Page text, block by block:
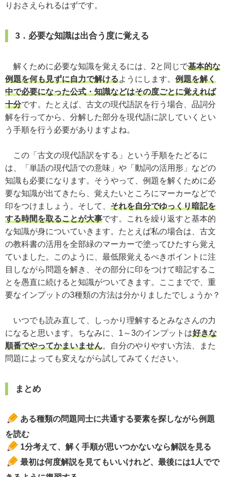
りおさえられるはずです。
3．必要な知識は出合う度に覚える
解くために必要な知識を覚えるには、2と同じで基本的な
例題を何も見ずに自力で解けるようにします。 例題を解く
中で必要になった公式・知識などはその度ごとに覚えれば
十分です。たとえば、古文の現代語訳を行う場合、品詞分
解を行ってから、分解した部分を現代語に訳していくとい
う手順を行う必要がありますよね。
この「古文の現代語訳をする」という手順をたどるに
は、「単語の現代語での意味」や「動詞の活用形」などの
知識も必要になります。そうやって、例題を解くために必
要な知識が出てきたら、覚えたいところにマーカーなどで
印をつけましょう。そして、 それを自分でゆっくり暗記を
する時間を取ることが大事です。これを繰り返すと基本的
な知識が身についていきます。たとえば私の場合は、古文
の教科書の活用を全部緑のマーカーで塗ってひたすら覚え
ていました。このように、最低限覚えるべきポイントに注
目しながら問題を解き、その部分に印をつけて暗記するこ
とを愚直に続けると知識がついてきます。ここまでで、重
要なインプットの3種類の方法は分かりましたでしょうか？
いつでも読み直して、しっかり理解するとみなさんの力
になると思います。ちなみに、1～3のインプットは好きな
順番でやってかまいません。自分のやりやすい方法、また
問題によっても変えながら試してみてください。
まとめ
ある種類の問題同士に共通する要素を探しながら例題
を読む
1分考えて、解く手順が思いつかないなら解説を見る
最初は何度解説を見てもいいけれど、最後には1人でで